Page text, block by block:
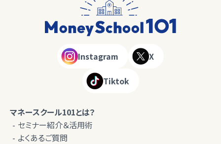
Instagram X
Tiktok
マネースクール101とは？
セミナー紹介＆活用術
よくあるご質問